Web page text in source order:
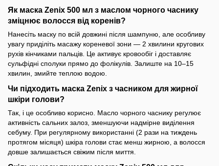
Як маска Zenix 500 мл з маслом чорного часнику
зміцнює волосся від коренів?
Нанесіть маску по всій довжині після шампуню, але особливу
увагу приділіть масажу кореневої зони — 2 хвилини кругових
рухів кінчиками пальців. Це активує кровообіг і доставляє
сульфідні сполуки прямо до фолікулів. Залиште на 10–15
хвилин, змийте теплою водою.
Чи підходить маска Zenix з часником для жирної
шкіри голови?
Так, і це особливо корисно. Масло чорного часнику регулює
активність сальних залоз, зменшуючи надмірне виділення
себуму. При регулярному використанні (2 рази на тиждень
протягом місяця) шкіра голови стає менш жирною, а волосся
довше залишається свіжим після миття.